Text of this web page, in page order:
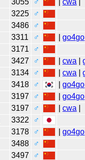
3225
♂
3486
♂
3311 ♂ |go4go
3171
♂
3427 ♂ |cwa |
3134 ♂ |cwa |
3418 ♂ |go4go
3197 ♂ |go4go
3197 ♂ |cwa
3322
♂
3178 ♂ |go4go
3488
♂
3497
♂